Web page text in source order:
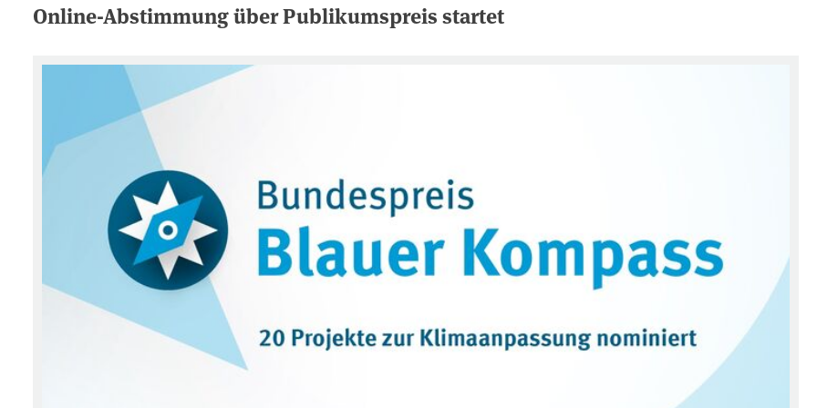
Online-Abstimmung über Publikumspreis startet